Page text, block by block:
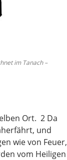
im Tanach –
Ort. 2 Da
und
wie von Feuer,
vom Heiligen